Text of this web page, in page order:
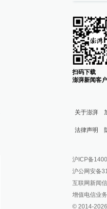
扫码下载
澎湃新闻客
关于澎湃
法律声明
报料邮
沪ICP备
沪公网安备
互联网新闻
增值电信业
© 2014-2026